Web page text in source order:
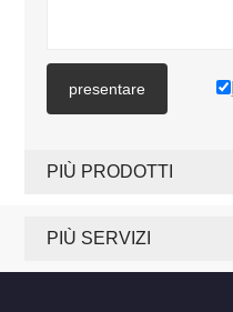
presentare
PIÙ PRODOTTI
PIÙ SERVIZI